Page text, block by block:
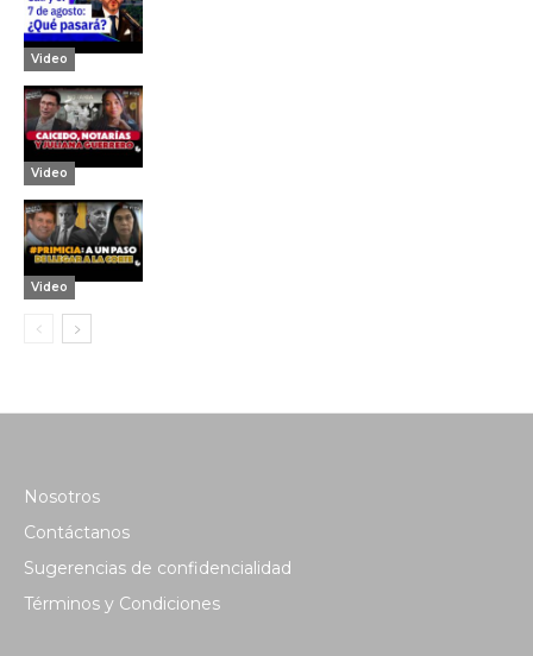
Video
Video
Video
Nosotros
Contáctanos
Sugerencias de confidencialidad
Términos y Condiciones